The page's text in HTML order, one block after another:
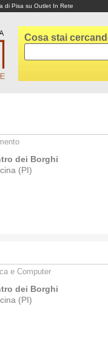
di Pisa su Outlet In Rete
Cosa stai
dei Borghi
(PI)
e Computer
dei Borghi
(PI)